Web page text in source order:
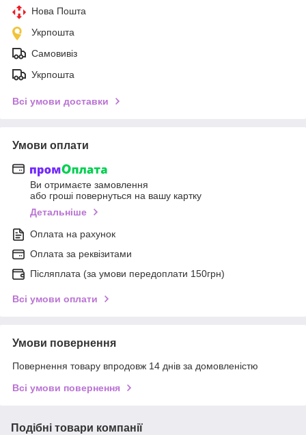
Нова Пошта
Укрпошта
Самовивіз
Укрпошта
Всі умови доставки
Умови оплати
Ви отримаєте замовлення
або гроші повернуться на вашу картку
Детальніше
Оплата на рахунок
Оплата за реквізитами
Післяплата (за умови передоплати 150грн)
Всі умови оплати
Умови повернення
Повернення товару впродовж 14 днів за домовленістю
Всі умови повернення
Подібні товари компанії